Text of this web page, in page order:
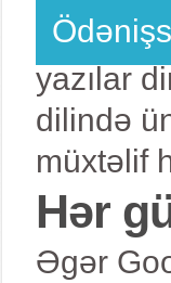
yazılar
dilində
müxtəlif
Hər
Əgər